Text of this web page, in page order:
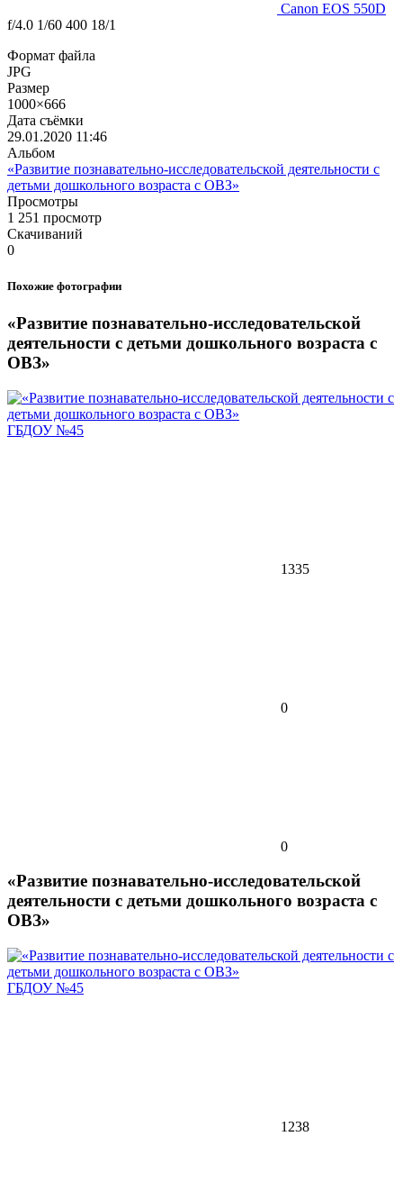
Canon EOS 550D
f/4.0 1/60 400 18/1
Формат файла
JPG
Размер
1000×666
Дата съёмки
29.01.2020 11:46
Альбом
«Развитие познавательно-исследовательской деятельности с
детьми дошкольного возраста с ОВЗ»
Просмотры
1 251 просмотр
Скачиваний
0
Похожие фотографии
«Развитие познавательно-исследовательской
деятельности с детьми дошкольного возраста с
ОВЗ»
ГБДОУ №45
1335
0
0
«Развитие познавательно-исследовательской
деятельности с детьми дошкольного возраста с
ОВЗ»
ГБДОУ №45
1238